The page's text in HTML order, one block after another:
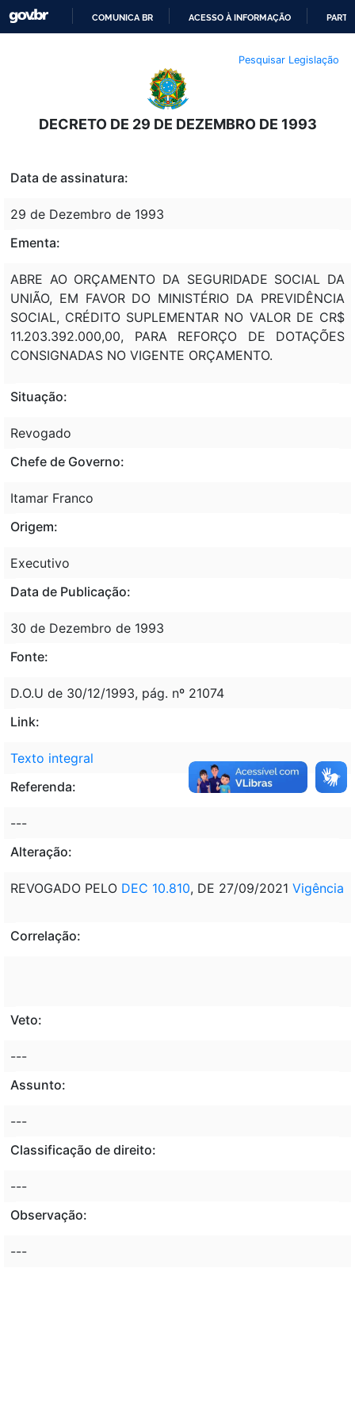
O
CONTEÚDO
COMUNICA BR ACESSO À INFORMAÇÃO
Pesquisar Legislação
DECRETO DE 29 DE DEZEMBRO DE 1993
Data de assinatura:
29 de Dezembro de 1993
Ementa:
ABRE AO ORÇAMENTO DA SEGURIDADE SOCIAL DA
UNIÃO, EM FAVOR DO MINISTÉRIO DA PREVIDÊNCIA
SOCIAL, CRÉDITO SUPLEMENTAR NO VALOR DE CR$
11.203.392.000,00, PARA REFORÇO DE DOTAÇÕES
CONSIGNADAS NO VIGENTE ORÇAMENTO.
Situação:
Revogado
Chefe de Governo:
Itamar Franco
Origem:
Executivo
Data de Publicação:
30 de Dezembro de 1993
Fonte:
D.O.U de 30/12/1993, pág. nº 21074
Link:
Texto integral
Referenda:
---
Alteração:
REVOGADO PELO DEC 10.810, DE 27/09/2021 Vigência
Correlação:
Veto:
---
Assunto:
---
Classificação de direito:
---
Observação:
---